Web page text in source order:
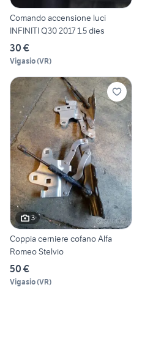
Comando accensione luci
INFINITI Q30 2017 1.5 dies
30 €
Vigasio(VR)
3
Coppia cerniere cofano Alfa
Romeo Stelvio
50 €
Vigasio(VR)